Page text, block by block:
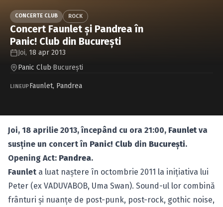
Caută în site...
CONCERTE CLUB ROCK
Concert Faunlet şi Pandrea în
Panic! Club din Bucureşti
Joi, 18 apr 2013
Panic Club·Bucureşti
LINEUPFaunlet, Pandrea
Joi, 18 aprilie 2013, începând cu ora 21:00, Faunletva
susţine un concert în Panic! Club din Bucureşti.
Opening Act: Pandrea.
Faunlet a luat naştere în octombrie 2011 la iniţiativa lui
Peter (ex VADUVABOB, Uma Swan). Sound-ul lor combină
frânturi şi nuanţe de post-punk, post-rock, gothic noise,